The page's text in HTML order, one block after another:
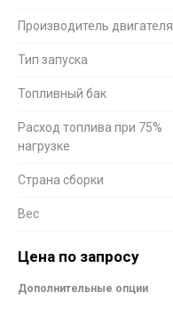
Производитель двигателя
Тип запуска
Топливный бак
Расход топлива при 75%
нагрузке
Страна сборки
Вес
Цена по запросу
Дополнительные опции